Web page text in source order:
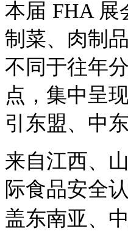
本届 FHA 展
制菜、肉制
不同于往年
点，集中呈
引东盟、中
来自江西、
际食品安全
盖东南亚、